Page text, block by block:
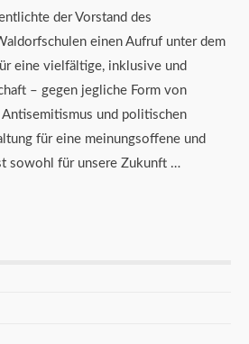
der Vorstand des
einen Aufruf unter dem
eine vielfältige, inklusive und
– gegen jegliche Form von
Antisemitismus und politischen
für eine meinungsoffene und
sowohl für unsere Zukunft …